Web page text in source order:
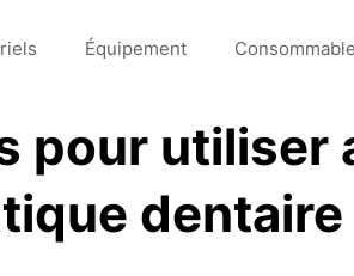
Équipement Consommable
pour utiliser
dentaire